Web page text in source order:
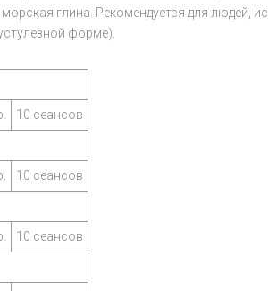
глина. Рекомендуется для людей,
форме).
10 сеансов
10 сеансов
10 сеансов